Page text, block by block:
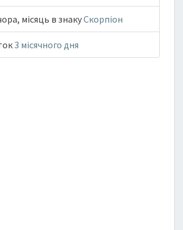
місяць в знакуСкорпіон
3 місячного дня